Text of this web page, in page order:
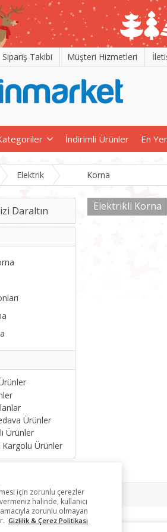
Sipariş Takibi Müşteri Hizmetleri
İndirimli Ürünler En
Elektrik Korna
Daraltın
Ürünler
Ürünler
Kargolu Ürünler
Elektrikli Korna
için zorunlu çerezler
halinde, kullanıcı
zorunlu olmayan
Gizlilik & Çerez Politikası